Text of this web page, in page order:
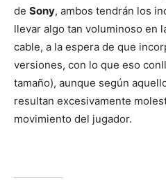
de Sony, ambos tendrán los
llevar algo tan voluminoso en
cable, a la espera de que
versiones, con lo que eso
tamaño), aunque según
resultan excesivamente
movimiento del jugador.